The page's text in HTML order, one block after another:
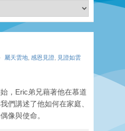
屬天雲地 感恩見證 見證如雲
，Eric弟兄藉著他在慕道
們講述了他如何在家庭、
像與使命。